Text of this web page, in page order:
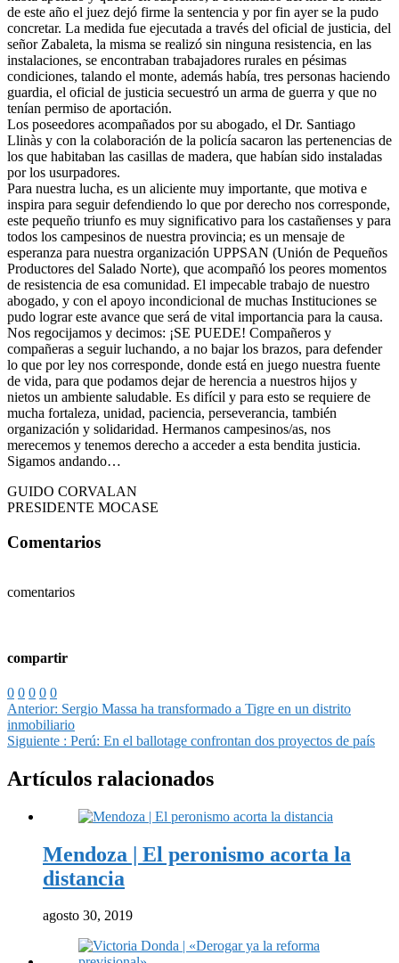
de este año el juez dejó firme la sentencia y por fin ayer se la pudo
concretar. La medida fue ejecutada a través del oficial de justicia, del
señor Zabaleta, la misma se realizó sin ninguna resistencia, en las
instalaciones, se encontraban trabajadores rurales en pésimas
condiciones, talando el monte, además había, tres personas haciendo
guardia, el oficial de justicia secuestró un arma de guerra y que no
tenían permiso de aportación.
Los poseedores acompañados por su abogado, el Dr. Santiago
Llinàs y con la colaboración de la policía sacaron las pertenencias de
los que habitaban las casillas de madera, que habían sido instaladas
por los usurpadores.
Para nuestra lucha, es un aliciente muy importante, que motiva e
inspira para seguir defendiendo lo que por derecho nos corresponde,
este pequeño triunfo es muy significativo para los castañenses y para
todos los campesinos de nuestra provincia; es un mensaje de
esperanza para nuestra organización UPPSAN (Unión de Pequeños
Productores del Salado Norte), que acompañó los peores momentos
de resistencia de esa comunidad. El impecable trabajo de nuestro
abogado, y con el apoyo incondicional de muchas Instituciones se
pudo lograr este avance que será de vital importancia para la causa.
Nos regocijamos y decimos: ¡SE PUEDE! Compañeros y
compañeras a seguir luchando, a no bajar los brazos, para defender
lo que por ley nos corresponde, donde está en juego nuestra fuente
de vida, para que podamos dejar de herencia a nuestros hijos y
nietos un ambiente saludable. Es difícil y para esto se requiere de
mucha fortaleza, unidad, paciencia, perseverancia, también
organización y solidaridad. Hermanos campesinos/as, nos
merecemos y tenemos derecho a acceder a esta bendita justicia.
Sigamos andando…
GUIDO CORVALAN
PRESIDENTE MOCASE
Comentarios
comentarios
compartir
0 0 0 0 0
Anterior: Sergio Massa ha transformado a Tigre en un distrito
inmobiliario
Siguiente : Perú: En el ballotage confrontan dos proyectos de país
Artículos ralacionados
Mendoza | El peronismo acorta la
distancia
agosto 30, 2019